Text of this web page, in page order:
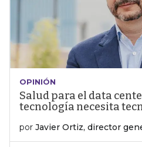
OPINIÓN
Salud para el data
tecnología necesita
por Javier Ortiz, director